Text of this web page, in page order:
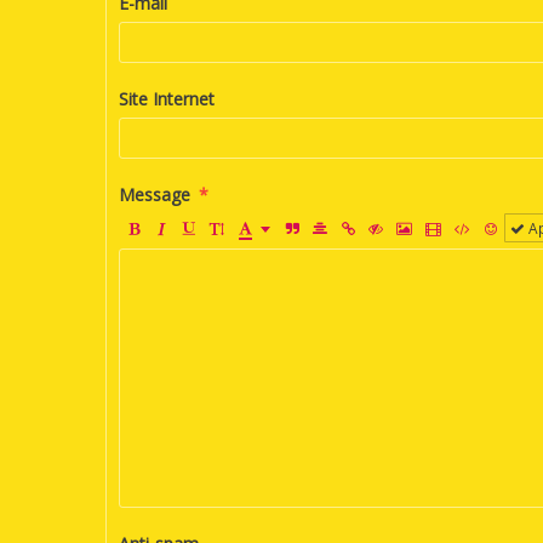
Site Internet
Message